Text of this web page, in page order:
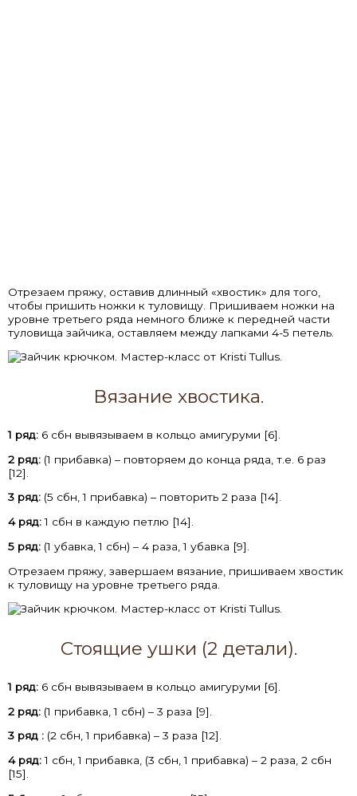
Отрезаем пряжу, оставив длинный «хвостик» для того,
чтобы пришить ножки к туловищу. Пришиваем ножки на
уровне третьего ряда немного ближе к передней части
туловища зайчика, оставляем между лапками 4-5 петель.
Вязание хвостика.
1 ряд: 6 сбн вывязываем в кольцо амигуруми [6].
2 ряд: (1 прибавка) – повторяем до конца ряда, т.е. 6 раз
[12].
3 ряд: (5 сбн, 1 прибавка) – повторить 2 раза [14].
4 ряд:1 сбн в каждую петлю [14].
5 ряд: (1 убавка, 1 сбн) – 4 раза, 1 убавка [9].
Отрезаем пряжу, завершаем вязание, пришиваем хвостик
к туловищу на уровне третьего ряда.
Стоящие ушки (2 детали).
1 ряд: 6 сбн вывязываем в кольцо амигуруми [6].
2 ряд: (1 прибавка, 1 сбн) – 3 раза [9].
3 ряд : (2 сбн, 1 прибавка) – 3 раза [12].
4 ряд:1 сбн, 1 прибавка, (3 сбн, 1 прибавка) – 2 раза, 2 сбн
[15].